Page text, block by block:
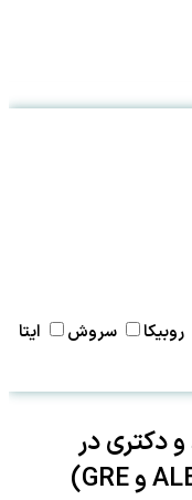
روبیکا سروش ایتا
دکتری در